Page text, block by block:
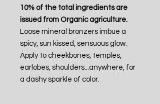
10% of the total ingredients are
issued from Organic agriculture.
Loose mineral bronzers imbue a
spicy, sun kissed, sensuous glow.
Apply to cheekbones, temples,
earlobes, shoulders...anywhere, for
a dashy sparkle of color.